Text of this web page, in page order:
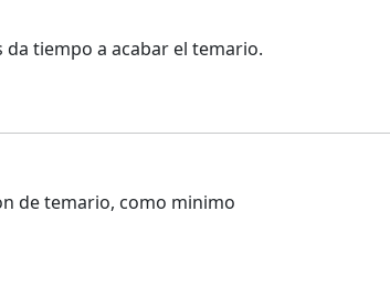
da tiempo a acabar el temario.
de temario, como minimo